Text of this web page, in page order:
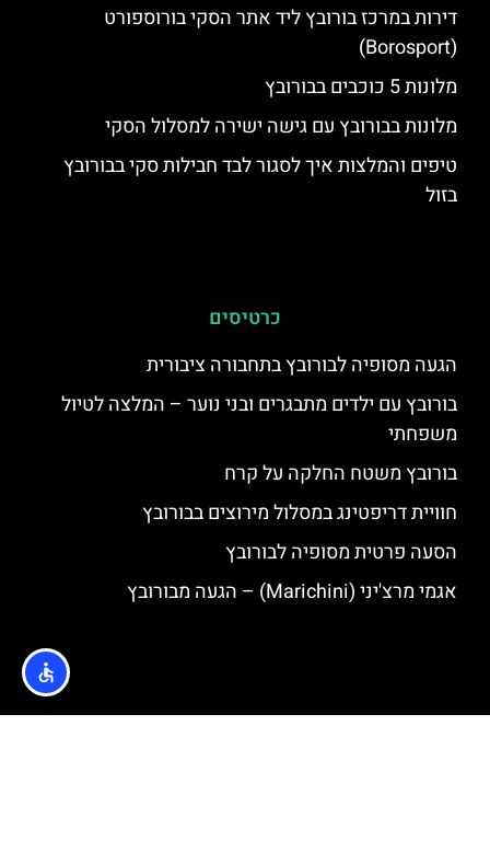
דירות במרכז בורובץ ליד אתר הסקי בורוספורט
(Borosport)
מלונות 5 כוכבים בבורובץ
מלונות בבורובץ עם גישה ישירה למסלול הסקי
טיפים והמלצות איך לסגור לבד חבילות סקי בבורובץ
בזול
כרטיסים
הגעה מסופיה לבורובץ בתחבורה ציבורית
בורובץ עם ילדים מתבגרים ובני נוער – המלצה לטיול
משפחתי
בורובץ משטח החלקה על קרח
חוויית דריפטינג במסלול מירוצים בבורובץ
הסעה פרטית מסופיה לבורובץ
אגמי מרצ'יני (Marichini) – הגעה מבורובץ